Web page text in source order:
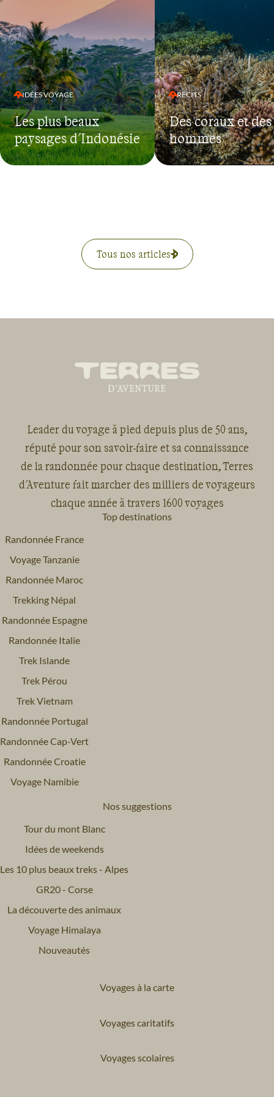
IDÉES VOYAGE
Les plus beaux
paysages d'Indonésie
RÉCITS
Des coraux et des
hommes
Tous nos articles
Leader du voyage à pied depuis plus de 50 ans,
réputé pour son savoir-faire et sa connaissance
de la randonnée pour chaque destination, Terres
d'Aventure fait marcher des milliers de voyageurs
chaque année à travers 1600 voyages
Top destinations
Randonnée France
Voyage Tanzanie
Randonnée Maroc
Trekking Népal
Randonnée Espagne
Randonnée Italie
Trek Islande
Trek Pérou
Trek Vietnam
Randonnée Portugal
Randonnée Cap-Vert
Randonnée Croatie
Voyage Namibie
Nos suggestions
Tour du mont Blanc
Idées de weekends
Les 10 plus beaux treks - Alpes
GR20 - Corse
La découverte des animaux
Voyage Himalaya
Nouveautés
Voyages à la carte
Voyages caritatifs
Voyages scolaires